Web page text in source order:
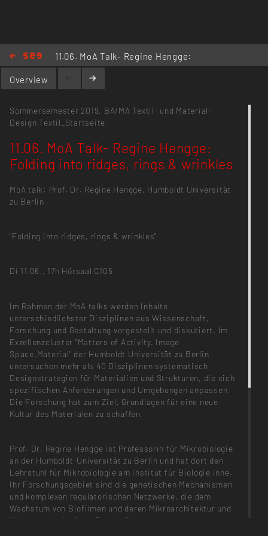
11.06. MoA Talk- Regine Hengge:
Folding into ridges, rings & wrinkles
Overview
Sommersemester 2019, BA/MA Textil- und Material-
Design Textil_Startseite
11.06. MoA Talk- Regine Hengge:
Folding into ridges, rings & wrinkles
MoA talk: Prof. Dr. Regine Hengge, Humboldt Universität
zu Berlin
"Folding into ridges, rings & wrinkles"
Di 11.06., 17h Hörsaal C105
Im Rahmen der MoA talks werden Inhalte
unterschiedlichster Disziplinen aus Wissenschaft,
Forschung und Gestaltung vorgestellt und diskutiert. Im
Exzellenzcluster "Matters of Activity. Image
Space.Material" der Humboldt Universität zu Berlin
untersuchen mehr als 40 Disziplinen systematisch
Designstrategien für Materialien und Strukturen, die sich
spezifischen Anforderungen und Umgebungen anpassen.
Die Forschung hat zum Ziel, Grundlagen für eine neue
Kultur des Materialen zu schaffen.
Prof. Dr. Regine Hengge ist Professorin für Mikrobiologie
an der Humboldt-Universität zu Berlin und hat dort den
Lehrstuhl für Mikrobiologie am Institut für Biologie inne.
Ihr Forschungsgebiet sind die genetischen Mechanismen
und komplexen regulatorischen Netzwerke, die dem
Wachstum von Biofilmen und deren Mikroarchitektur und
Makromorphologie zu Grunde liegen.